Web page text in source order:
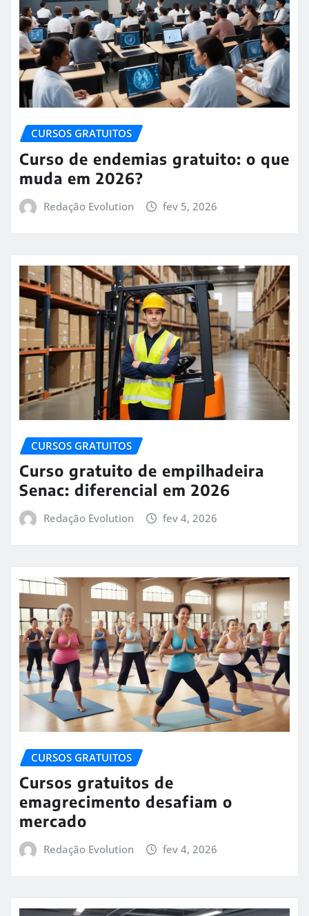
CURSOS GRATUITOS
Curso de endemias gratuito: o que
muda em 2026?
Redação Evolution fev 5, 2026
CURSOS GRATUITOS
Curso gratuito de empilhadeira
Senac: diferencial em 2026
Redação Evolution fev 4, 2026
CURSOS GRATUITOS
Cursos gratuitos de
emagrecimento desafiam o
mercado
Redação Evolution fev 4, 2026